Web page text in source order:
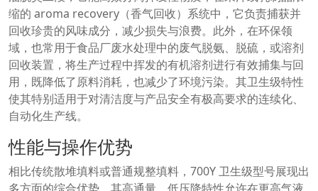
缩的 aroma recovery（香气回收）系统中，它负责捕获并
回收珍贵的风味成分，减少损失与浪费。此外，在环保领
域，也常用于食品厂废水处理中的废气脱氨、脱硫，或溶剂
回收装置，将生产过程中挥发的有机溶剂进行有效捕集与回
用，既降低了原料消耗，也减少了环境污染。其卫生级特性
使其特别适用于对清洁度与产品安全有极高要求的连续化、
自动化生产线。
性能与操作优势
相比传统散堆填料或普通规整填料，700Y 卫生级型号展现出